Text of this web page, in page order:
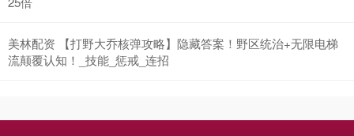
美林配资 【打野大乔核弹攻略】隐藏答案！野区统治+无限电梯
流颠覆认知！_技能_惩戒_连招